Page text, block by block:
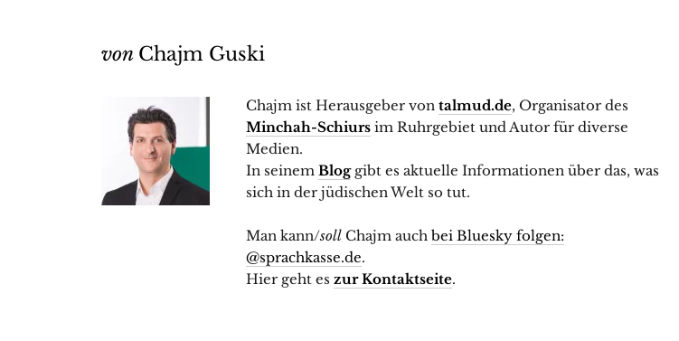
von Chajm Guski
Chajm ist Herausgeber von talmud.de, Organisator des
Minchah-Schiurs im Ruhrgebiet und Autor für diverse
Medien.
In seinem Bloggibt es aktuelle Informationen über das, was
sich in der jüdischen Welt so tut.
Man kann/soll Chajm auch bei Bluesky folgen:
@sprachkasse.de.
Hier geht es zur Kontaktseite.